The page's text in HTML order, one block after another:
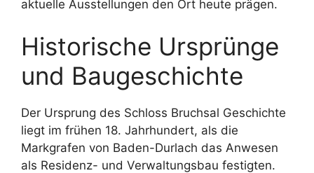
aktuelle Ausstellungen den Ort heute prägen.
Historische Ursprünge
und Baugeschichte
Der Ursprung des Schloss Bruchsal Geschichte
liegt im frühen 18. Jahrhundert, als die
Markgrafen von Baden-Durlach das Anwesen
als Residenz- und Verwaltungsbau festigten.